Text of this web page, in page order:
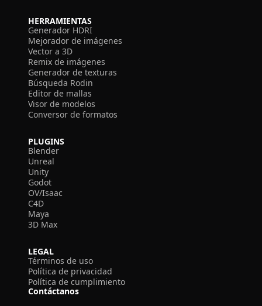
HERRAMIENTAS
Generador HDRI
Mejorador de imágenes
Vector a 3D
Remix de imágenes
Generador de texturas
Búsqueda Rodin
Editor de mallas
Visor de modelos
Conversor de formatos
PLUGINS
Blender
Unreal
Unity
Godot
OV/Isaac
C4D
Maya
3D Max
LEGAL
Términos de uso
Política de privacidad
Política de cumplimiento
Contáctanos